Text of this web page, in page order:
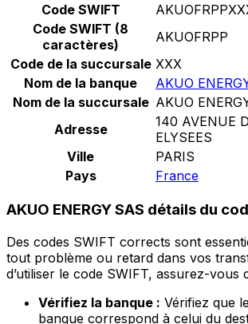
Code SWIFT
Code SWIFT (8
caractères)
AKUOFRPP
Code de la succursale XXX
Nom de la banque
AKUO
Nom de la succursale AKUO
Adresse
140 AVENUE
ELYSEES
Ville
PARIS
Pays
France
AKUO ENERGY SAS détails du
Des codes SWIFT corrects sont
tout problème ou retard dans vos
d’utiliser le code SWIFT, assurez-vous
Vérifiez la banque : Vérifiez que
banque correspond à celui du